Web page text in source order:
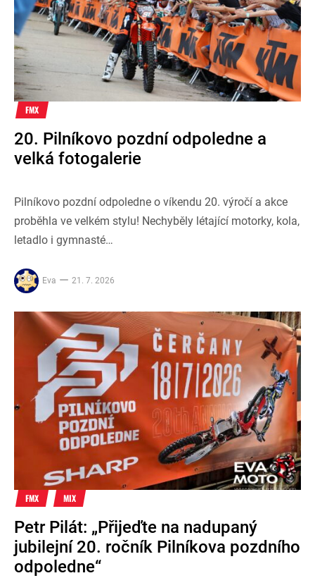
FMX
20. Pilníkovo pozdní odpoledne a
velká fotogalerie
Pilníkovo pozdní odpoledne o víkendu 20. výročí a akce
proběhla ve velkém stylu! Nechyběly létající motorky, kola,
letadlo i gymnasté…
Eva 21. 7. 2026
FMX MIX
Petr Pilát: „Přijeďte na nadupaný
jubilejní 20. ročník Pilníkova pozdního
odpoledne“